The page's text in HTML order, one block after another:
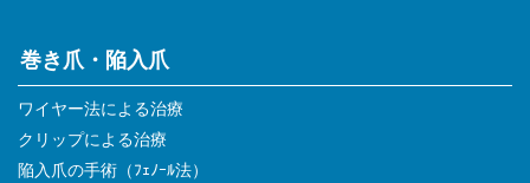
巻き爪・陥入爪
ワイヤー法による治療
クリップによる治療
陥入爪の手術（ﾌｪﾉｰﾙ法）